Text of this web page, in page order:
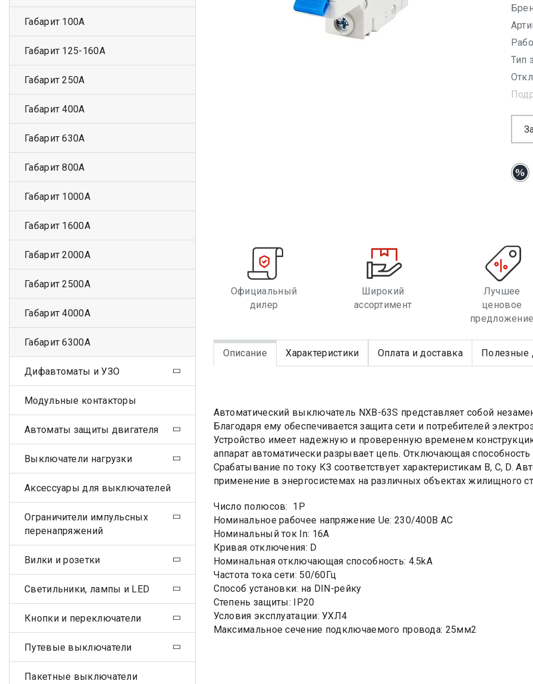
Тип
Официальный
дилер
Широкий
ассортимент
Лучшее
ценовое
предложение
Описание Характеристики Оплата и доставка Полезные
Автоматический выключатель NXB-63S представляет собой
Благодаря ему обеспечивается защита сети и потребителей
Устройство имеет надежную и проверенную временем
аппарат автоматически разрывает цепь. Отключающая
Срабатывание по току КЗ соответствует характеристикам B, C, D.
применение в энергосистемах на различных объектах жилищного
Число полюсов: 1Р
Номинальное рабочее напряжение Ue: 230/400В AC
Номинальный ток In: 16А
Кривая отключения: D
Номинальная отключающая способность: 4.5kA
Частота тока сети: 50/60Гц
Способ установки: на DIN-рейку
Степень защиты: IP20
Условия эксплуатации: УХЛ4
Максимальное сечение подключаемого провода: 25мм2
Габарит 100А
Габарит 125-160А
Габарит 250А
Габарит 400А
Габарит 630А
Габарит 800А
Габарит 1000А
Габарит 1600А
Габарит 2000А
Габарит 2500А
Габарит 4000А
Габарит 6300А
Дифавтоматы и УЗО
Модульные контакторы
Автоматы защиты двигателя
Выключатели нагрузки
Аксессуары для выключателей
Ограничители импульсных
перенапряжений
Вилки и розетки
Светильники, лампы и LED
Кнопки и переключатели
Путевые выключатели
Пакетные выключатели